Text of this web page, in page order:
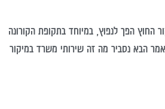
החוץ הפך לנפוץ, במיוחד בתקופת הקורונה
הבא נסביר מה זה שירותי משרד במיקור